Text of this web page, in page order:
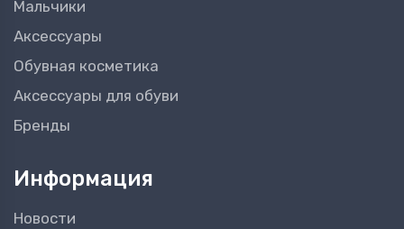
Мальчики
Аксессуары
Обувная косметика
Аксессуары для обуви
Бренды
Информация
Новости